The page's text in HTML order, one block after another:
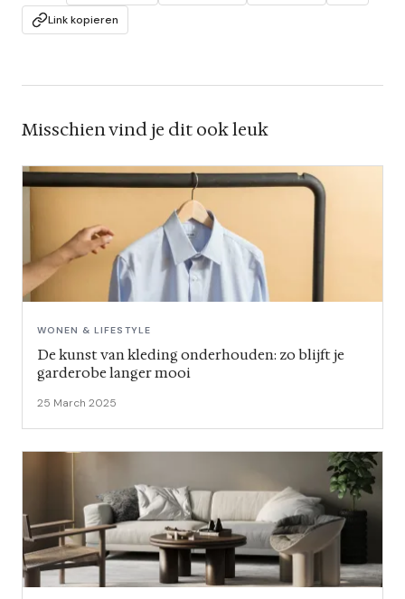
Link kopieren
Misschien vind je dit ook leuk
WONEN & LIFESTYLE
De kunst van kleding onderhouden: zo blijft je
garderobe langer mooi
25 March 2025